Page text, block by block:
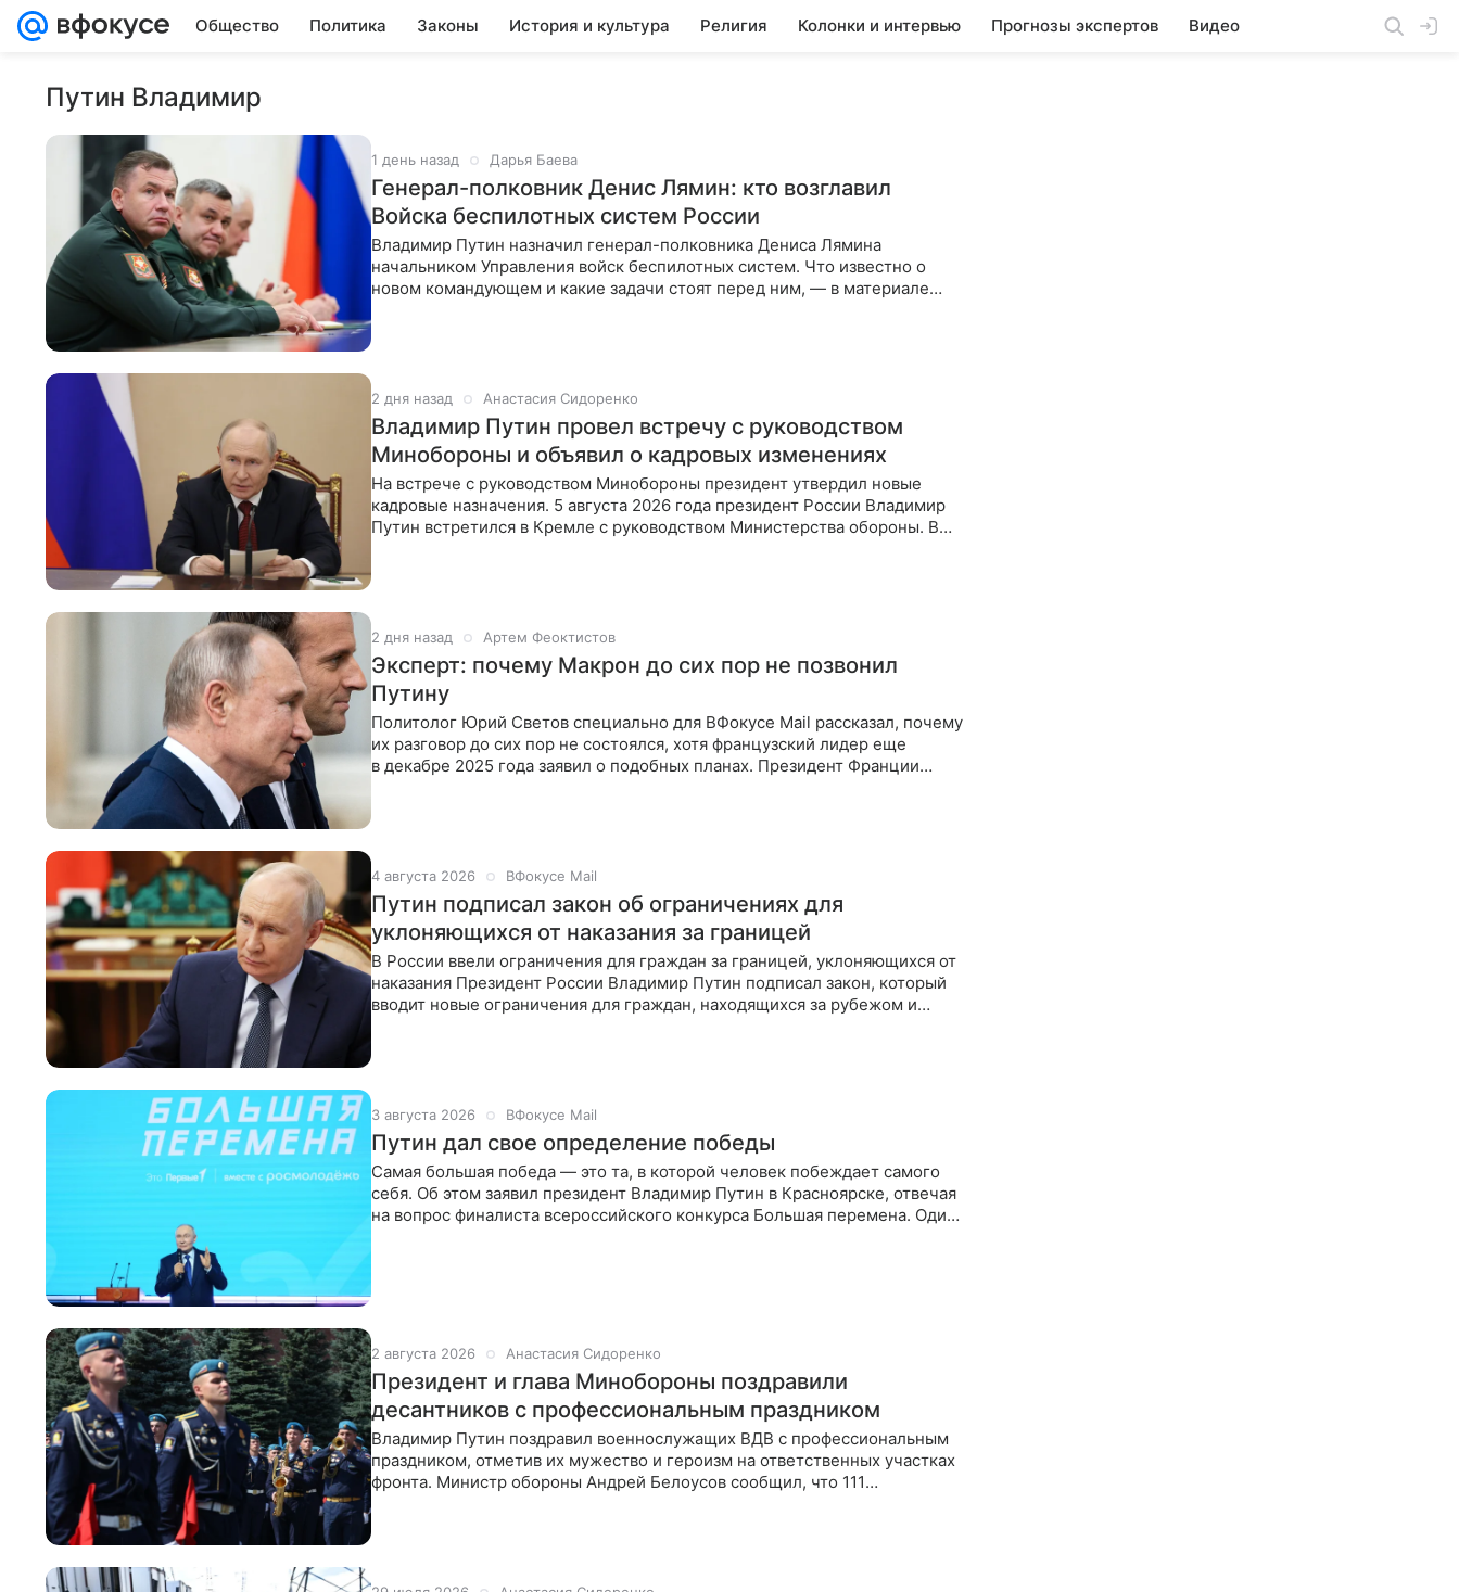
Общество Политика Законы История и культура Религия Колонки и интервью Прогнозы экспертов Видео
Путин Владимир
1 день назад Дарья Баева
Генерал-полковник Денис Лямин: кто возглавил
Войска беспилотных систем России
Владимир Путин назначил генерал-полковника Дениса Лямина
начальником Управления войск беспилотных систем. Что известно о
новом командующем и какие задачи стоят перед ним, — в материале
2 дня назад Анастасия Сидоренко
Владимир Путин провел встречу с руководством
Минобороны и объявил о кадровых изменениях
На встрече с руководством Минобороны президент утвердил новые
кадровые назначения. 5 августа 2026 года президент России Владимир
Путин встретился в Кремле с руководством Министерства обороны. В
2 дня назад Артем Феоктистов
Эксперт: почему Макрон до сих пор не позвонил
Путину
Политолог Юрий Светов специально для ВФокусе Mail рассказал, почему
их разговор до сих пор не состоялся, хотя французский лидер еще
в декабре 2025 года заявил о подобных планах. Президент Франции
4 августа 2026 ВФокусе Mail
Путин подписал закон об ограничениях для
уклоняющихся от наказания за границей
В России ввели ограничения для граждан за границей, уклоняющихся от
наказания Президент России Владимир Путин подписал закон, который
вводит новые ограничения для граждан, находящихся за рубежом и
3 августа 2026 ВФокусе Mail
Путин дал свое определение победы
Самая большая победа — это та, в которой человек побеждает самого
себя. Об этом заявил президент Владимир Путин в Красноярске, отвечая
на вопрос финалиста всероссийского конкурса Большая перемена. Один
2 августа 2026 Анастасия Сидоренко
Президент и глава Минобороны поздравили
десантников с профессиональным праздником
Владимир Путин поздравил военнослужащих ВДВ с профессиональным
праздником, отметив их мужество и героизм на ответственных участках
фронта. Министр обороны Андрей Белоусов сообщил, что 111